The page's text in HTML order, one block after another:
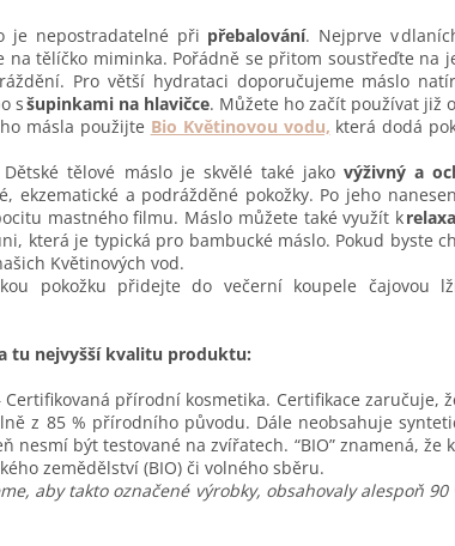
je nepostradatelné při přebalování. Nejprve v
na tělíčko miminka. Pořádně se přitom soustřeďte na
Pro větší hydrataci doporučujeme máslo
sšupinkami na hlavičce. Můžete ho začít používat již
másla použijte Bio Květinovou vodu, která dodá
Dětské tělové máslo je skvělé také jakovýživný a
ekzematické a podrážděné pokožky. Po jeho
mastného filmu. Máslo můžete také využít k
která je typická pro bambucké máslo. Pokud byste
Květinových vod.
pokožku přidejte do večerní koupele čajovou
tu nejvyšší kvalitu produktu:
Certifikovaná přírodní kosmetika. Certifikace
z 85 % přírodního původu. Dále neobsahuje
nesmí být testované na zvířatech. “BIO” znamená,
zemědělství (BIO) či volného sběru.
aby takto označené výrobky, obsahovaly alespoň